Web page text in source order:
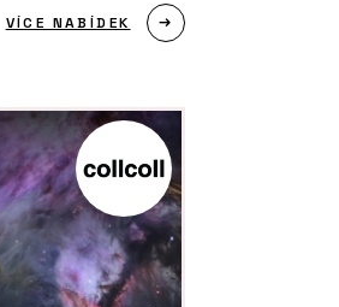
VÍCE NABÍDEK